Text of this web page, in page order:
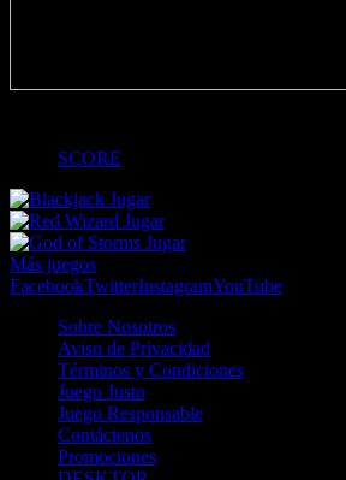
SCORE
Jugar
Jugar
Jugar
Más juegos
FacebookTwitterInstagramYouTube
Sobre Nosotros
Aviso de Privacidad
Términos y Condiciones
Juego Justo
Juego Responsable
Contáctenos
Promociones